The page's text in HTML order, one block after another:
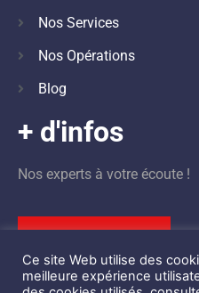
Nos Services
Nos Opérations
Blog
+ d'infos
Nos experts à votre écoute !
Ce site Web utilise des
meilleure expérience